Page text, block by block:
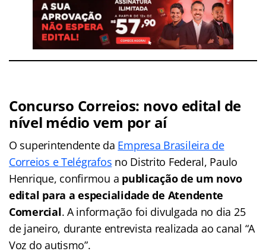
Concurso Correios: novo edital de
nível médio vem por aí
O superintendente da Empresa Brasileira de
Correios e Telégrafos no Distrito Federal, Paulo
Henrique, confirmou a publicação de um novo
edital para a especialidade de Atendente
Comercial. A informação foi divulgada no dia 25
de janeiro, durante entrevista realizada ao canal “A
Voz do autismo”.